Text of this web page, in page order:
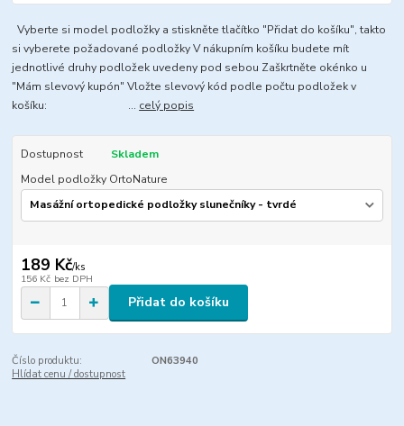
Vyberte si model podložky a stiskněte tlačítko "Přidat do košíku", takto
si vyberete požadované podložky V nákupním košíku budete mít
jednotlivé druhy podložek uvedeny pod sebou Zaškrtněte okénko u
"Mám slevový kupón" Vložte slevový kód podle počtu podložek v
košíku: ... celý popis
Dostupnost
Skladem
Model podložky OrtoNature
189 Kč/ks
156 Kč bez DPH
Přidat do košíku
Číslo produktu:
ON63940
Hlídat cenu / dostupnost